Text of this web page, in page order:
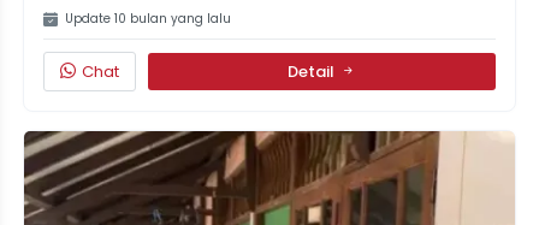
Update 10 bulan yang lalu
Chat Detail